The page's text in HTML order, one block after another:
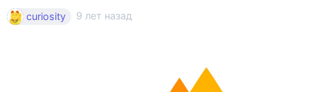
curiosity 9 лет назад